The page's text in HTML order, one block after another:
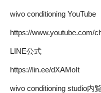
wivo conditioning YouTube
https://www.youtube.com/
LINE公式
https://lin.ee/dXAMoIt
wivo conditioning studio内